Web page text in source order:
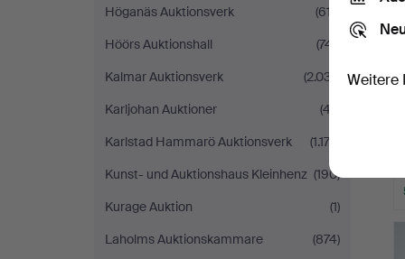
Höganäs Auktionsverk
(617)
Höörs Auktionshall
(741)
Kalmar Auktionsverk
(2.037)
Karljohan Auktioner
(47)
Karlstad Hammarö Auktionsverk
(1.172)
Kunst- und Auktionshaus Kleinhenz (190)
Kurage Auktion
(1)
Laholms Auktionskammare
(874)
Weitere